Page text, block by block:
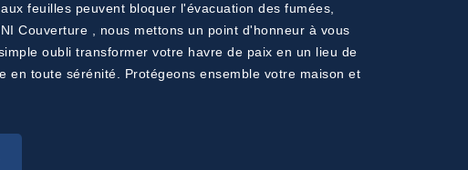
feuilles peuvent bloquer l'évacuation des fumées,
Couverture , nous mettons un point d'honneur à vous
oubli transformer votre havre de paix en un lieu de
toute sérénité. Protégeons ensemble votre maison et